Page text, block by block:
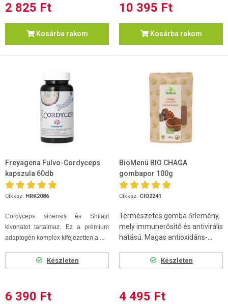
2 825 Ft
Kosárba rakom
10 395 Ft
Kosárba rakom
Freyagena Fulvo-Cordyceps
kapszula 60db
Cikksz. HRK2086
Cordyceps sinensis és Shilajit
kivonatot tartalmaz. Ez a prémium
adaptogén komplex kifejezetten a ...
Készleten
6 390 Ft
BioMenü BIO CHAGA
gombapor 100g
Cikksz. CIO2241
Természetes gomba őrlemény,
mely immunerősítő és antivirális
hatású. Magas antioxidáns-...
Készleten
4 495 Ft